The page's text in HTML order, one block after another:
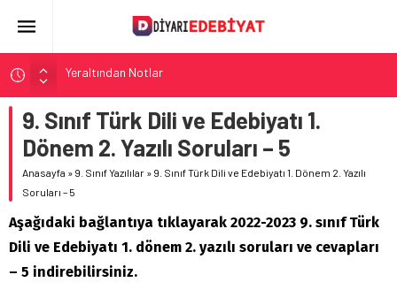
Yeraltından Notlar
Aylak Adam
Demiryolu Hikâyecileri
Korkuyu Beklerken
9. Sınıf Türk Dili ve Edebiyatı 1.
Dönem 2. Yazılı Soruları – 5
Anasayfa » 9. Sınıf Yazılılar » 9. Sınıf Türk Dili ve Edebiyatı 1. Dönem 2. Yazılı
Soruları – 5
Aşağıdaki bağlantıya tıklayarak 2022-2023 9. sınıf Türk
Dili ve Edebiyatı 1. dönem 2. yazılı soruları ve cevapları
– 5 indirebilirsiniz.